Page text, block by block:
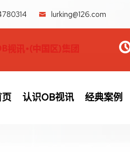
lurking@126.com
认识OB视讯 经典案例